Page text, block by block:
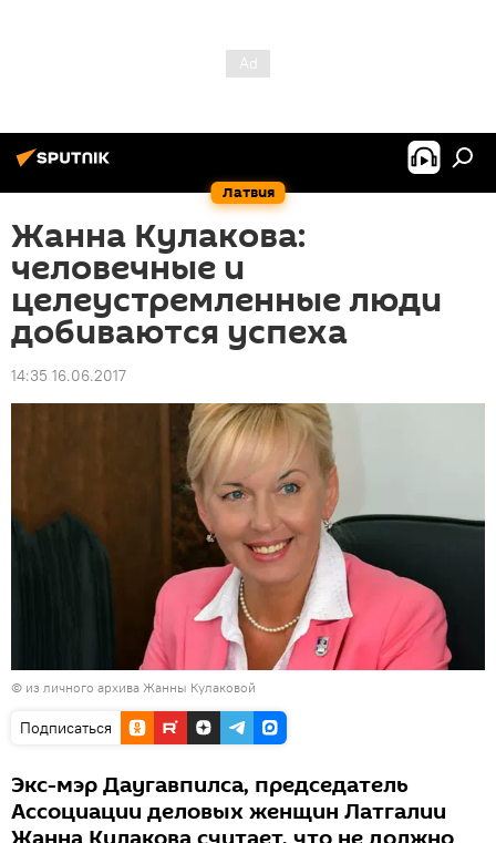
Латвия
Жанна Кулакова:
человечные и
целеустремленные люди
добиваются успеха
14:35 16.06.2017
© из личного архива Жанны Кулаковой
Подписаться
Экс-мэр Даугавпилса, председатель
Ассоциации деловых женщин Латгалии